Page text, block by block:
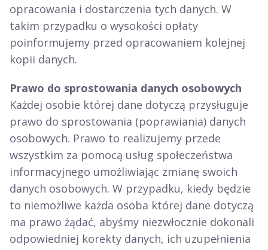
opracowania i dostarczenia tych danych. W
takim przypadku o wysokości opłaty
poinformujemy przed opracowaniem kolejnej
kopii danych.
Prawo do sprostowania danych osobowych
Każdej osobie której dane dotyczą przysługuje
prawo do sprostowania (poprawiania) danych
osobowych. Prawo to realizujemy przede
wszystkim za pomocą usług społeczeństwa
informacyjnego umożliwiając zmianę swoich
danych osobowych. W przypadku, kiedy będzie
to niemożliwe każda osoba której dane dotyczą
ma prawo żądać, abyśmy niezwłocznie dokonali
odpowiedniej korekty danych, ich uzupełnienia